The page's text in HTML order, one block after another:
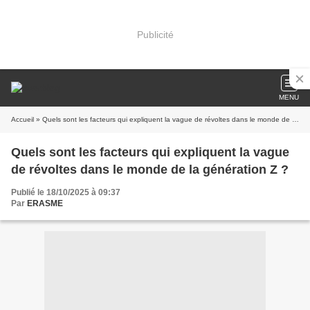
Publicité
MENU
Accueil » Quels sont les facteurs qui expliquent la vague de révoltes dans le monde de la génération Z ?
Quels sont les facteurs qui expliquent la vague
de révoltes dans le monde de la génération Z ?
Publié le 18/10/2025 à 09:37
Par ERASME